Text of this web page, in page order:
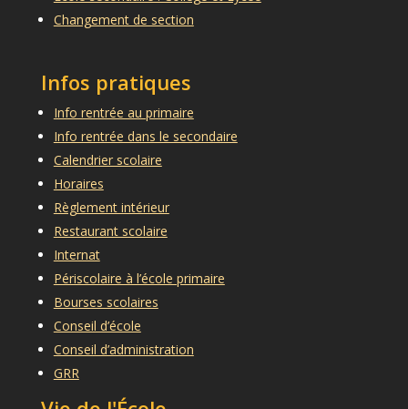
Changement de section
Infos pratiques
Info rentrée au primaire
Info rentrée dans le secondaire
Calendrier scolaire
Horaires
Règlement intérieur
Restaurant scolaire
Internat
Périscolaire à l’école primaire
Bourses scolaires
Conseil d’école
Conseil d’administration
GRR